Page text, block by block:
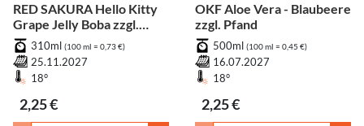
RED SAKURA Hello Kitty
Grape Jelly Boba zzgl.
Pfand310ml (100 ml = 0,73 €)
25.11.2027
18°
2,25 €
OKF Aloe Vera - Blaubeere
zzgl. Pfand
500ml (100 ml = 0,45 €)
16.07.2027
18°
2,25 €